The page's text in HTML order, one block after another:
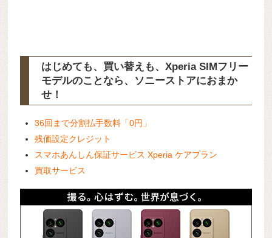
はじめても、買い替えも、Xperia SIMフリー
モデルのことなら、ソニーストアにおまか
せ！
36回まで分割払手数料「0円」
残価設定クレジット
スマホあんしん保証サービス Xperia ケアプラン
買取サービス